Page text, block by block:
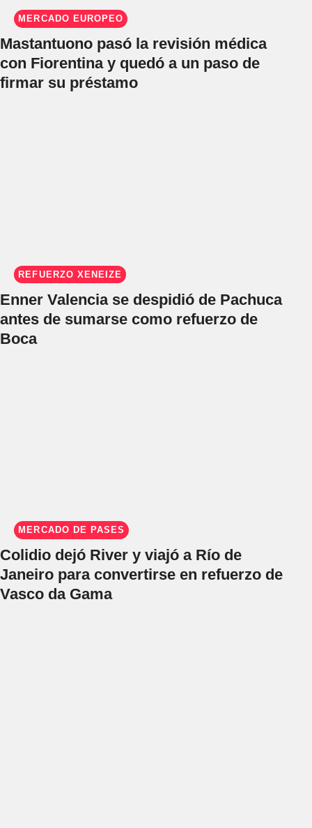
MERCADO EUROPEO
Mastantuono pasó la revisión médica
con Fiorentina y quedó a un paso de
firmar su préstamo
REFUERZO XENEIZE
Enner Valencia se despidió de Pachuca
antes de sumarse como refuerzo de
Boca
MERCADO DE PASES
Colidio dejó River y viajó a Río de
Janeiro para convertirse en refuerzo de
Vasco da Gama